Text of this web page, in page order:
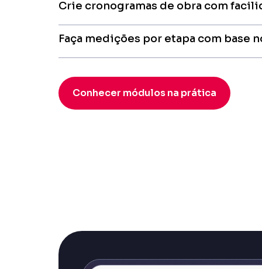
vinculando cada etapa aos insumos e
Faça medições por etapa com base
Conhecer módulos na prática